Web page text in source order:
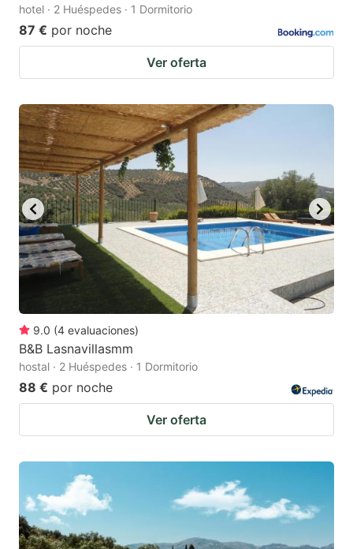
hotel · 2 Huéspedes · 1 Dormitorio
87 € por noche
Ver oferta
9.0 (4 evaluaciones)
B&B Lasnavillasmm
hostal · 2 Huéspedes · 1 Dormitorio
88 € por noche
Ver oferta